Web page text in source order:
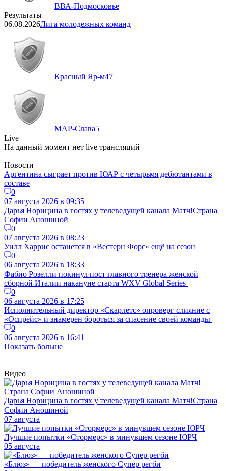
ВВА-Подмосковье
Результаты
06.08.2026Лига молодежных команд
Красный Яр-м47
МАР-Слава5
Live
На данный момент нет live трансляций
Новости
Аргентина сыграет против ЮАР с четырьмя дебютантами в
составе
0
07 августа 2026 в 09:35
Дарья Норицина в гостях у телеведущей канала Матч!Страна
Софии Аношиной
0
07 августа 2026 в 08:23
Уилл Харрис останется в «Вестерн Форс» ещё на сезон
0
06 августа 2026 в 18:33
Фабио Розелли покинул пост главного тренера женской
сборной Италии накануне старта WXV Global Series
0
06 августа 2026 в 17:25
Исполнительный директор «Скарлетс» опроверг слияние с
«Оспрейс» и знамерен бороться за спасение своей команды
0
06 августа 2026 в 16:41
Показать больше
Видео
Дарья Норицина в гостях у телеведущей канала Матч!Страна
Софии Аношиной
07 августа
Лучшие попытки «Стормерс» в минувшем сезоне ЮРЧ
05 августа
«Блюз» — победитель женского Супер регби